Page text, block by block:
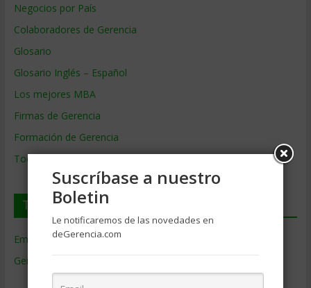
Negocios por País
Colaboradores de Gerencia
Glosario
Glosario Inglés – Español
Los mejores MBA
Firmas de Gerencia
Formación de Gerencia
Todos los Temas
Temas de Gerencia
Empresas de Gerencia(38)
Gerencia
Ciencias Económicas
Suscríbase a nuestro
Boletin
Le notificaremos de las novedades en
deGerencia.com